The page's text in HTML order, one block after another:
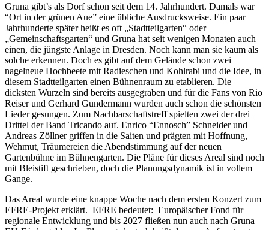
Gruna gibt’s als Dorf schon seit dem 14. Jahrhundert. Damals war
“Ort in der grünen Aue” eine übliche Ausdrucksweise. Ein paar
Jahrhunderte später heißt es oft „Stadtteilgarten“ oder
„Gemeinschaftsgarten“ und Gruna hat seit wenigen Monaten auch
einen, die jüngste Anlage in Dresden. Noch kann man sie kaum als
solche erkennen. Doch es gibt auf dem Gelände schon zwei
nagelneue Hochbeete mit Radieschen und Kohlrabi und die Idee, in
diesem Stadtteilgarten einen Bühnenraum zu etablieren. Die
dicksten Wurzeln sind bereits ausgegraben und für die Fans von Rio
Reiser und Gerhard Gundermann wurden auch schon die schönsten
Lieder gesungen. Zum Nachbarschaftstreff spielten zwei der drei
Drittel der Band Tricando auf. Enrico “Ennosch” Schneider und
Andreas Zöllner griffen in die Saiten und prägten mit Hoffnung,
Wehmut, Träumereien die Abendstimmung auf der neuen
Gartenbühne im Bühnengarten. Die Pläne für dieses Areal sind noch
mit Bleistift geschrieben, doch die Planungsdynamik ist in vollem
Gange.
Das Areal wurde eine knappe Woche nach dem ersten Konzert zum
EFRE-Projekt erklärt. EFRE bedeutet: Europäischer Fond für
regionale Entwicklung und bis 2027 fließen nun auch nach Gruna